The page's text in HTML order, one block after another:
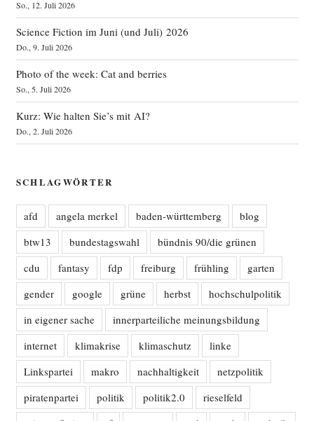
So., 12. Juli 2026
Science Fiction im Juni (und Juli) 2026
Do., 9. Juli 2026
Photo of the week: Cat and berries
So., 5. Juli 2026
Kurz: Wie halten Sie’s mit AI?
Do., 2. Juli 2026
SCHLAGWÖRTER
afd angela merkel baden-württemberg
blog
btw13
bundestagswahl
bündnis 90/die grünen
cdu
fantasy fdp freiburg frühling
garten
gender
google grüne herbst
hochschulpolitik
in eigener sache
innerparteiliche meinungsbildung
internet
klimakrise klimaschutz
linke
Linkspartei
makro nachhaltigkeit
netzpolitik
piratenpartei
politik politik2.0
rieselfeld